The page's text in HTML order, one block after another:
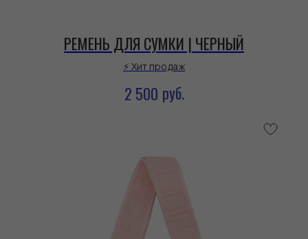
РЕМЕНЬ ДЛЯ СУМКИ | ЧЕРНЫЙ
⚡ Хит продаж
2 500 руб.